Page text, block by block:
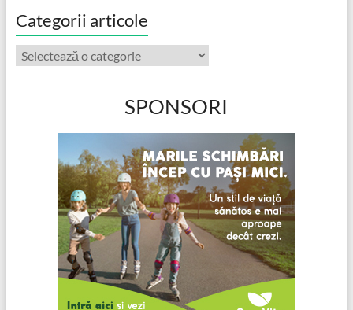
Categorii articole
Categorii
articole
SPONSORI